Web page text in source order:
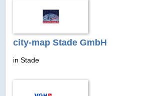
city-map Stade GmbH
in Stade